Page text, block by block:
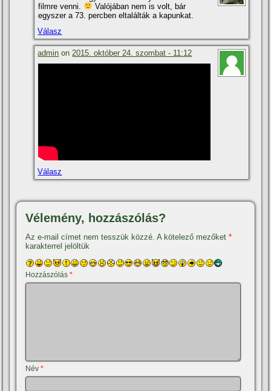
filmre venni.
Valójában nem is volt, bár
egyszer a 73. percben eltalálták a kapunkat.
Válasz
admin on 2015. október 24. szombat - 11:12
Válasz
Vélemény, hozzászólás?
Az e-mail címet nem tesszük közzé. A kötelező mezőket*
karakterrel jelöltük
Hozzászólás*
Név*